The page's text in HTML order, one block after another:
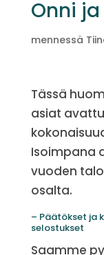
Onni
mennessä
Tässä
asiat
Isoimpana
vuoden
osalta.
– Päätökset ja
selostukset
Saamme